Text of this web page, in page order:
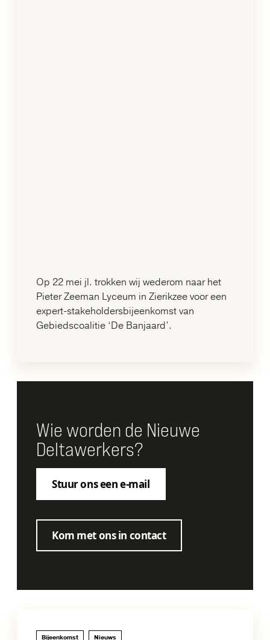
Op 22 mei jl. trokken wij wederom naar het
Pieter Zeeman Lyceum in Zierikzee voor een
expert-stakeholdersbijeenkomst van
Gebiedscoalitie ‘De Banjaard’.
Wie worden de Nieuwe
Deltawerkers?
Stuur ons een e-mail
Kom met ons in contact
Bijeenkomst Nieuws